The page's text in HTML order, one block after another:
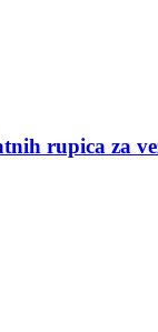
rupica za